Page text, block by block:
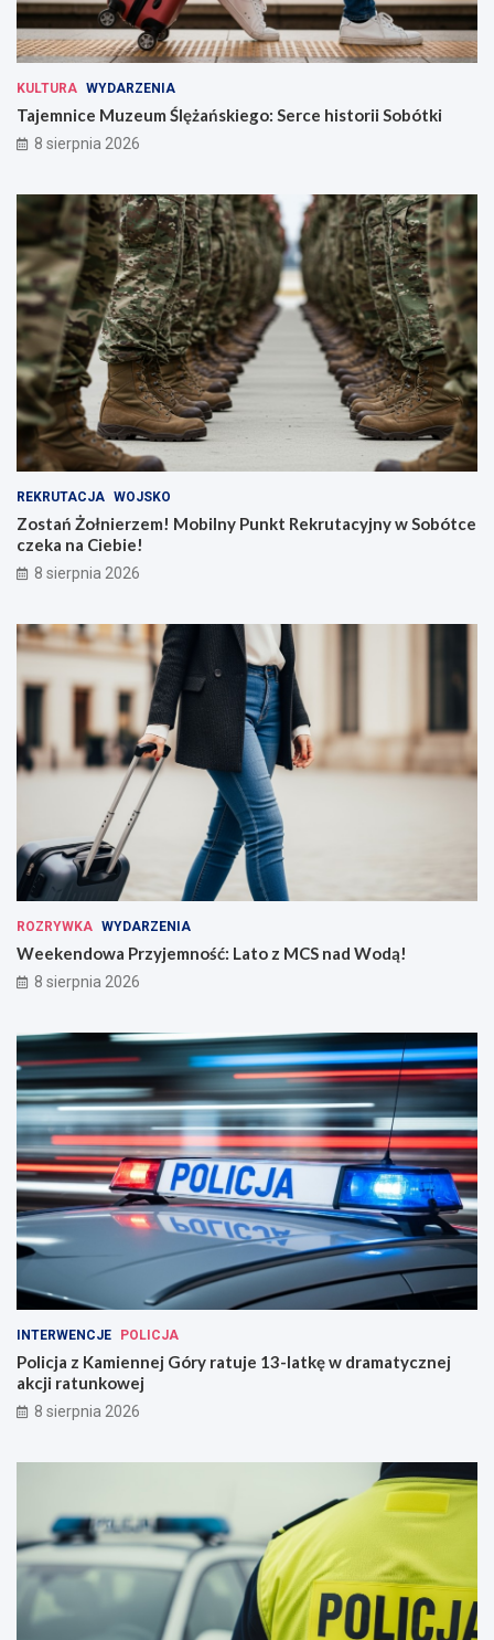
KULTURA WYDARZENIA
Tajemnice Muzeum Ślężańskiego: Serce historii Sobótki
8 sierpnia 2026
REKRUTACJA WOJSKO
Zostań Żołnierzem! Mobilny Punkt Rekrutacyjny w Sobótce
czeka na Ciebie!
8 sierpnia 2026
ROZRYWKA WYDARZENIA
Weekendowa Przyjemność: Lato z MCS nad Wodą!
8 sierpnia 2026
INTERWENCJE POLICJA
Policja z Kamiennej Góry ratuje 13-latkę w dramatycznej
akcji ratunkowej
8 sierpnia 2026